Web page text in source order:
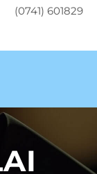
(0741) 601829